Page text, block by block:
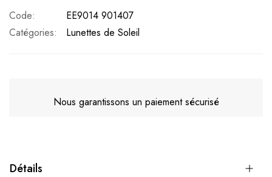
Code
EE9014 901407
Catégories:
Lunettes de Soleil
Nous garantissons un paiement sécurisé
Détails